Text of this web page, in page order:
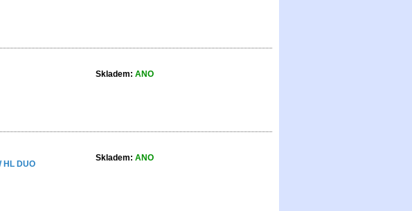
Skladem: ANO
HL DUO
Skladem: ANO